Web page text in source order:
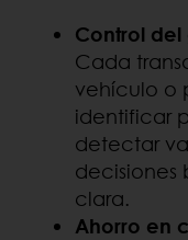
Control
Cada
vehículo o
identificar
detectar
decisiones
clara.
Ahorro en